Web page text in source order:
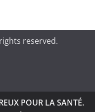
reserved.
POUR LA SANTÉ.